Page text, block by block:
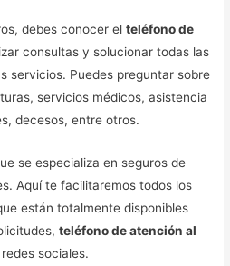
debes conocer elteléfono de
consultas y solucionar todas las
servicios. Puedes preguntar sobre
servicios médicos, asistencia
decesos, entre otros.
se especializa en seguros de
Aquí te facilitaremos todos los
están totalmente disponibles
teléfono de atención al
sociales.